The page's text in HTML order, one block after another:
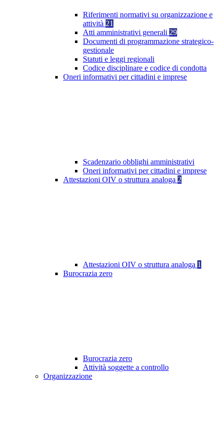
Riferimenti normativi su organizzazione e
attività 21
Atti amministrativi generali 29
Documenti di programmazione strategico-
gestionale
Statuti e leggi regionali
Codice disciplinare e codice di condotta
Oneri informativi per cittadini e imprese
Scadenzario obblighi amministrativi
Oneri informativi per cittadini e imprese
Attestazioni OIV o struttura analoga 2
Attestazioni OIV o struttura analoga 1
Burocrazia zero
Burocrazia zero
Attività soggette a controllo
Organizzazione